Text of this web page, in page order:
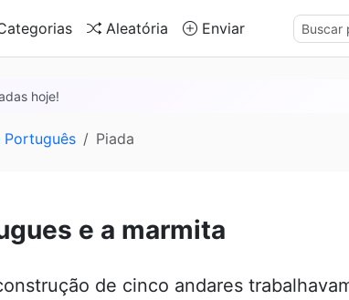
Aleatória Enviar
hoje!
Português Piada
e a marmita
de cinco andares